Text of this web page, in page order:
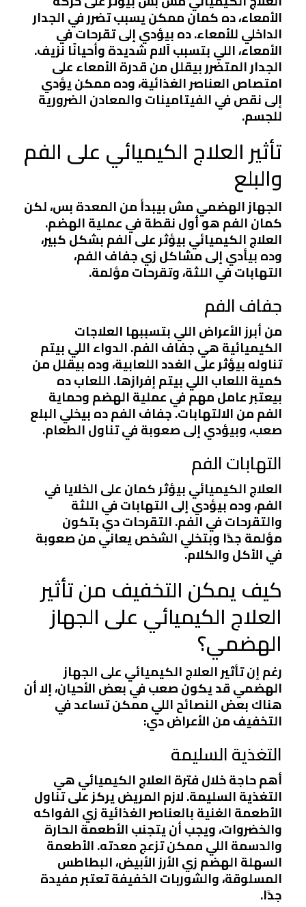
الأمعاء، ده كمان ممكن يسبب تضرر في الجدار
الداخلي للأمعاء. ده بيؤدي إلى تقرحات في
الأمعاء، اللي بتسبب آلام شديدة وأحيانًا نزيف.
الجدار المتضرر بيقلل من قدرة الأمعاء على
امتصاص العناصر الغذائية، وده ممكن يؤدي
إلى نقص في الفيتامينات والمعادن الضرورية
للجسم.
تأثير العلاج الكيميائي على الفم
والبلع
الجهاز الهضمي مش بيبدأ من المعدة بس، لكن
كمان الفم هو أول نقطة في عملية الهضم.
العلاج الكيميائي بيؤثر على الفم بشكل كبير،
وده بيأدي إلى مشاكل زي جفاف الفم،
التهابات في اللثة، وتقرحات مؤلمة.
جفاف الفم
من أبرز الأعراض اللي بتسببها العلاجات
الكيميائية هي جفاف الفم. الدواء اللي بيتم
تناوله بيؤثر على الغدد اللعابية، وده بيقلل من
كمية اللعاب اللي بيتم إفرازها. اللعاب ده
بيعتبر عامل مهم في عملية الهضم وحماية
الفم من الالتهابات. جفاف الفم ده بيخلي البلع
صعب، وبيؤدي إلى صعوبة في تناول الطعام.
التهابات الفم
العلاج الكيميائي بيؤثر كمان على الخلايا في
الفم، وده بيؤدي إلى التهابات في اللثة
والتقرحات في الفم. التقرحات دي بتكون
مؤلمة جدًا وبتخلي الشخص يعاني من صعوبة
في الأكل والكلام.
كيف يمكن التخفيف من تأثير
العلاج الكيميائي على الجهاز
الهضمي؟
رغم إن تأثير العلاج الكيميائي على الجهاز
الهضمي قد يكون صعب في بعض الأحيان، إلا أن
هناك بعض النصائح اللي ممكن تساعد في
التخفيف من الأعراض دي:
التغذية السليمة
أهم حاجة خلال فترة العلاج الكيميائي هي
التغذية السليمة. لازم المريض يركز على تناول
الأطعمة الغنية بالعناصر الغذائية زي الفواكه
والخضروات، ويجب أن يتجنب الأطعمة الحارة
والدسمة اللي ممكن تزعج معدته. الأطعمة
السهلة الهضم زي الأرز الأبيض، البطاطس
المسلوقة، والشوربات الخفيفة تعتبر مفيدة
جدًا.